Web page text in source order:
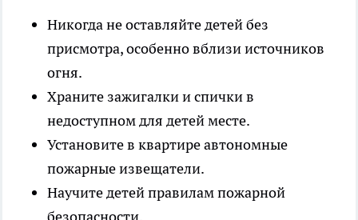
Никогда не оставляйте детей без
присмотра, особенно вблизи источников
огня.
Храните зажигалки и спички в
недоступном для детей месте.
Установите в квартире автономные
пожарные извещатели.
Научите детей правилам пожарной
безопасности.